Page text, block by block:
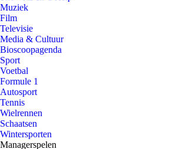
Muziek
Film
Televisie
Media & Cultuur
Bioscoopagenda
Sport
Voetbal
Formule 1
Autosport
Tennis
Wielrennen
Schaatsen
Wintersporten
Managerspelen